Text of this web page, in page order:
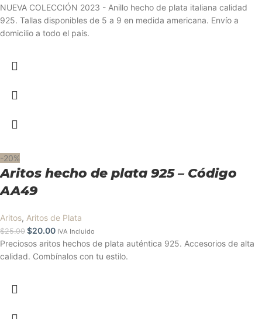
NUEVA COLECCIÓN 2023 - Anillo hecho de plata italiana calidad
925. Tallas disponibles de 5 a 9 en medida americana. Envío a
domicilio a todo el país.
-20%
Aritos hecho de plata 925 – Código
AA49
Aritos, Aritos de Plata
$25.00 $20.00 IVA Incluido
Preciosos aritos hechos de plata auténtica 925. Accesorios de alta
calidad. Combínalos con tu estilo.